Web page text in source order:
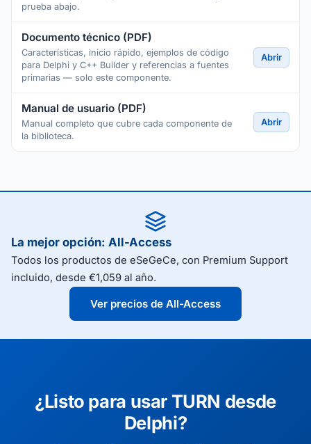
prueba abajo.
Documento técnico (PDF)
Características, inicio rápido, ejemplos de código
para Delphi y C++ Builder y referencias a fuentes
primarias — solo este componente.
Abrir
Manual de usuario (PDF)
Manual completo que cubre cada componente de
la biblioteca.
Abrir
La mejor opción: All-Access
Todos los productos de eSeGeCe, con Premium Support
incluido, desde €1,059 al año.
Ver precios de All-Access
¿Listo para usar TURN desde
Delphi?